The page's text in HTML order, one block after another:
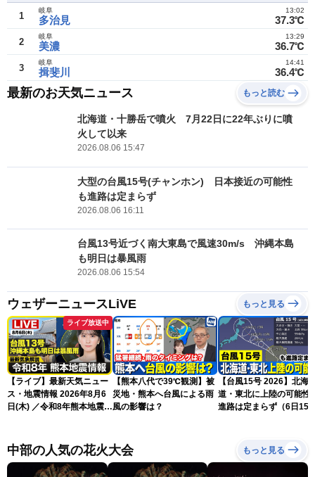
1 多治見
岐阜
37.3℃
13:02
2 美濃
岐阜
36.7℃
13:29
3 揖斐川
岐阜
36.4℃
14:41
最新のお天気ニュース もっと読む
北海道・十勝岳で噴火 7月22日に22年ぶりに噴
火して以来
2026.08.06 15:47
大型の台風15号(チャンホン) 日本接近の可能性
も進路は定まらず
2026.08.06 16:11
台風13号近づく南大東島で風速30m/s 沖縄本島
も明日は暴風雨
2026.08.06 15:54
ウェザーニュースLiVE もっと見る
ライブ放送中
【ライブ】最新天気ニュー
ス・地震情報 2026年8月6
日(木) ／令和8年熊本地震情
LiVEムーン・駒木結衣／本
田竜也〉
【熊本八代で39℃観測】被
災地・熊本へ台風による雨
風の影響は？
【台風15号 2026】北海
道・東北に上陸の可能性
進路は定まらず（6日15
中部の人気の花火大会 もっと見る